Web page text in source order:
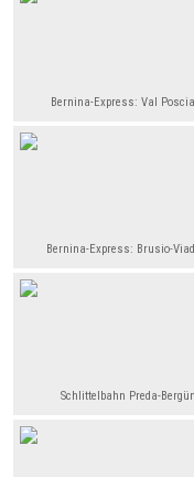
Bernina-Express: Val
Bernina-Express: Brusio-
Schlittelbahn Preda-Bergün